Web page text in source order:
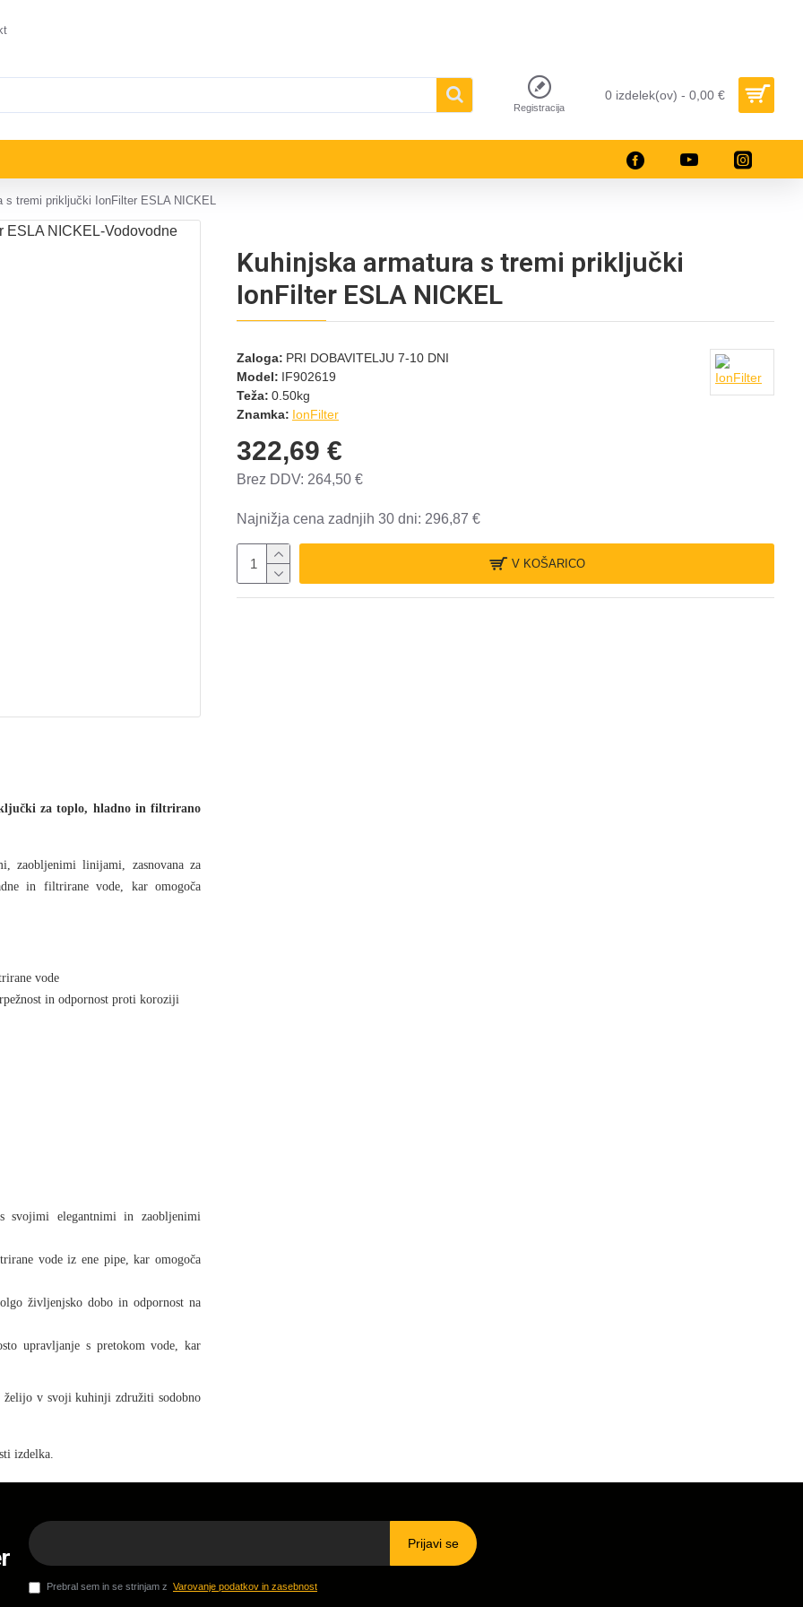
Registracija
0 izdelek(ov) - 0,00 €
s tremi priključki IonFilter ESLA NICKEL
za toplo, hladno in filtrirano
zaobljenimi linijami, zasnovana za
in filtrirane vode, kar omogoča
vode
in odpornost proti koroziji
svojimi elegantnimi in zaobljenimi
vode iz ene pipe, kar omogoča
življenjsko dobo in odpornost na
upravljanje s pretokom vode, kar
v svoji kuhinji združiti sodobno
izdelka.
Kuhinjska armatura s tremi priključki
IonFilter ESLA NICKEL
Zaloga: PRI DOBAVITELJU 7-10 DNI
Model: IF902619
Teža: 0.50kg
Znamka: IonFilter
322,69 €
Brez DDV: 264,50 €
Najnižja cena zadnjih 30 dni: 296,87 €
V KOŠARICO
Prijavi se
Prebral sem in se strinjam z Varovanje podatkov in zasebnost